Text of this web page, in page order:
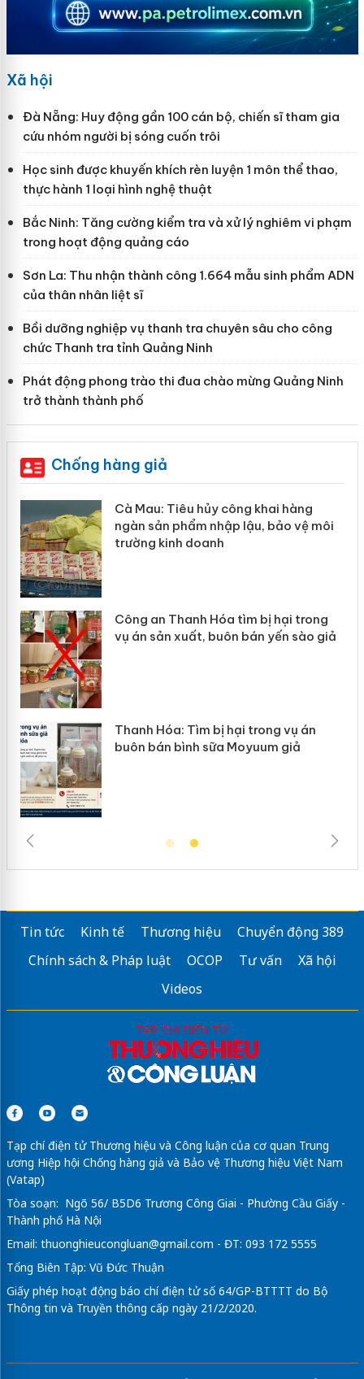
Xã hội
Đà Nẵng: Huy động gần 100 cán bộ, chiến sĩ tham gia
cứu nhóm người bị sóng cuốn trôi
Học sinh được khuyến khích rèn luyện 1 môn thể thao,
thực hành 1 loại hình nghệ thuật
Bắc Ninh: Tăng cường kiểm tra và xử lý nghiêm vi phạm
trong hoạt động quảng cáo
Sơn La: Thu nhận thành công 1.664 mẫu sinh phẩm ADN
của thân nhân liệt sĩ
Bồi dưỡng nghiệp vụ thanh tra chuyên sâu cho công
chức Thanh tra tỉnh Quảng Ninh
Phát động phong trào thi đua chào mừng Quảng Ninh
trở thành thành phố
Chống hàng giả
Mau: Tiêu hủy công khai hàng
sản phẩm nhập lậu, bảo vệ môi
kinh doanh
an Thanh Hóa tìm bị hại trong
án sản xuất, buôn bán yến sào giả
Hóa: Tìm bị hại trong vụ án
bán bình sữa Moyuum giả
Lào
mại
Tin tức Kinh tế Thương hiệu
Chuyển động 389
Chính sách & Pháp luật
OCOP Tư vấn
Xã hội
Videos
Tạp chí điện tử Thương hiệu và Công luận của cơ quan Trung
ương Hiệp hội Chống hàng giả và Bảo vệ Thương hiệu Việt Nam
(Vatap)
Tòa soạn: Ngõ 56/ B5D6 Trương Công Giai - Phường Cầu Giấy -
Thành phố Hà Nội
Email: thuonghieucongluan@gmail.com - ĐT: 093 172 5555
Tổng Biên Tập: Vũ Đức Thuận
Giấy phép hoạt động báo chí điện tử số 64/GP-BTTTT do Bộ
Thông tin và Truyền thông cấp ngày 21/2/2020.